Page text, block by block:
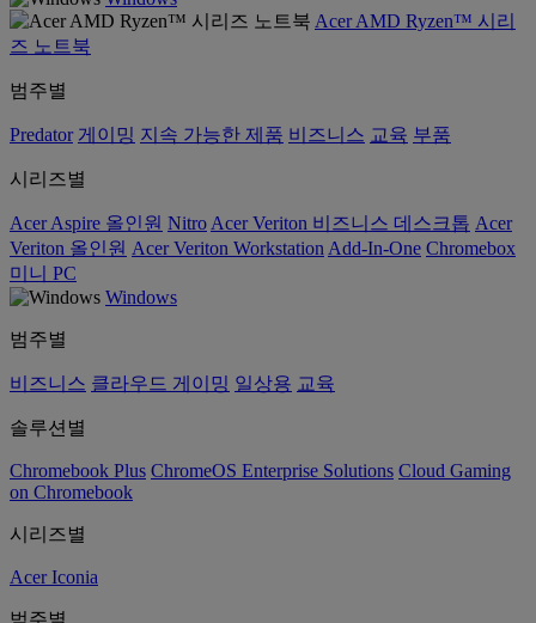
Acer AMD Ryzen™ 시리
즈 노트북
범주별
Predator 게이밍 지속 가능한 제품 비즈니스 교육 부품
시리즈별
Acer Aspire 올인원 Nitro Acer Veriton 비즈니스 데스크톱 Acer
Veriton 올인원 Acer Veriton Workstation Add-In-One Chromebox
미니 PC
Windows
범주별
비즈니스 클라우드 게이밍 일상용 교육
솔루션별
Chromebook Plus ChromeOS Enterprise Solutions Cloud Gaming
on Chromebook
시리즈별
Acer Iconia
범주별